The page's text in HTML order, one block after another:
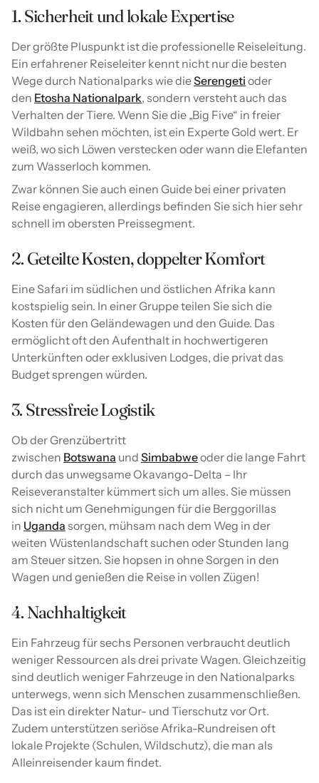
1. Sicherheit und lokale Expertise
Der größte Pluspunkt ist die professionelle Reiseleitung.
Ein erfahrener Reiseleiter kennt nicht nur die besten
Wege durch Nationalparks wie dieSerengeti oder
den Etosha Nationalpark, sondern versteht auch das
Verhalten der Tiere. Wenn Sie die „Big Five“ in freier
Wildbahn sehen möchten, ist ein Experte Gold wert. Er
weiß, wo sich Löwen verstecken oder wann die Elefanten
zum Wasserloch kommen.
Zwar können Sie auch einen Guide bei einer privaten
Reise engagieren, allerdings befinden Sie sich hier sehr
schnell im obersten Preissegment.
2. Geteilte Kosten, doppelter Komfort
Eine Safari im südlichen und östlichen Afrika kann
kostspielig sein. In einer Gruppe teilen Sie sich die
Kosten für den Geländewagen und den Guide. Das
ermöglicht oft den Aufenthalt in hochwertigeren
Unterkünften oder exklusiven Lodges, die privat das
Budget sprengen würden.
3. Stressfreie Logistik
Ob der Grenzübertritt
zwischen Botswana und Simbabweoder die lange Fahrt
durch das unwegsame Okavango-Delta – Ihr
Reiseveranstalter kümmert sich um alles. Sie müssen
sich nicht um Genehmigungen für die Berggorillas
in Uganda sorgen, mühsam nach dem Weg in der
weiten Wüstenlandschaft suchen oder Stunden lang
am Steuer sitzen. Sie hopsen in ohne Sorgen in den
Wagen und genießen die Reise in vollen Zügen!
4. Nachhaltigkeit
Ein Fahrzeug für sechs Personen verbraucht deutlich
weniger Ressourcen als drei private Wagen. Gleichzeitig
sind deutlich weniger Fahrzeuge in den Nationalparks
unterwegs, wenn sich Menschen zusammenschließen.
Das ist ein direkter Natur- und Tierschutz vor Ort.
Zudem unterstützen seriöse Afrika-Rundreisen oft
lokale Projekte (Schulen, Wildschutz), die man als
Alleinreisender kaum findet.